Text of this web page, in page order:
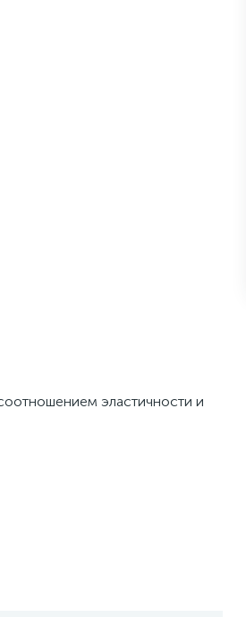
эластичности и